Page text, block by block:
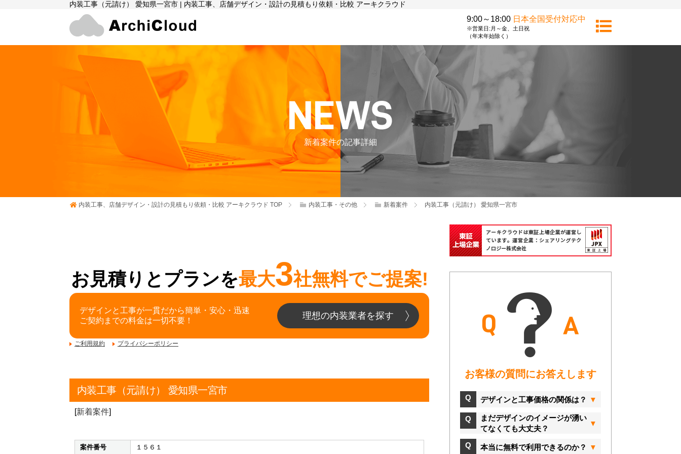
内装工事（元請け） 愛知県一宮市 | 内装工事、店舗デザイン・設計の見積もり依頼・比較 アーキクラウド
9:00～18:00 日本全国受付対応中
※営業日:月～金、土日祝
（年末年始除く）
新着案件の記事詳細
内装工事、店舗デザイン・設計の見積もり依頼・比較 アーキクラウド TOP 内装工事・その他 新着案件 内装工事（元請け） 愛知県一宮市
お見積りとプランを最大3社無料でご提案!
デザインと工事が一貫だから簡単・安心・迅速
ご契約までの料金は一切不要！
理想の内装業者を探す
ご利用規約 プライバシーポリシー
内装工事（元請け） 愛知県一宮市
[新着案件]
案件番号 １５６１
お客様の質問にお答えします
デザインと工事価格の関係は？
まだデザインのイメージが湧い
てなくても大丈夫？
本当に無料で利用できるのか？